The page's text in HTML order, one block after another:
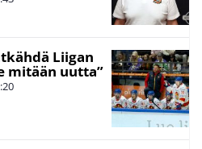
Liigan
mitään uutta”